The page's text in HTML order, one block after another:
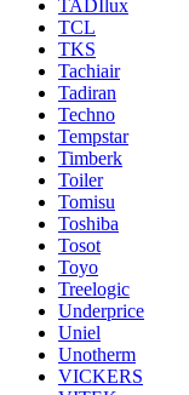
TADIlux
TCL
TKS
Tachiair
Tadiran
Techno
Tempstar
Timberk
Toiler
Tomisu
Toshiba
Tosot
Toyo
Treelogic
Underprice
Uniel
Unotherm
VICKERS